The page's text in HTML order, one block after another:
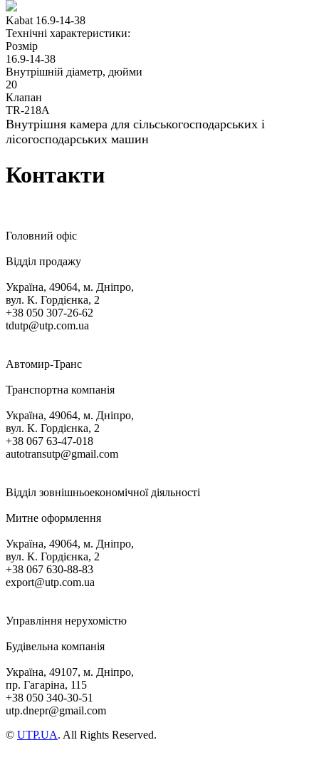
Kabat 16.9-14-38
Технічні характеристики:
Розмір
16.9-14-38
Внутрішній діаметр, дюйми
20
Клапан
TR-218A
Внутрішня камера для сільськогосподарських і
лісогосподарських машин
Контакти
Головний офіс
Відділ продажу
Україна, 49064, м. Дніпро,
вул. К. Гордієнка, 2
+38 050 307-26-62
tdutp@utp.com.ua
Автомир-Транс
Транспортна компанія
Україна, 49064, м. Дніпро,
вул. К. Гордієнка, 2
+38 067 63-47-018
autotransutp@gmail.com
Відділ зовнішньоекономічної діяльності
Митне оформлення
Україна, 49064, м. Дніпро,
вул. К. Гордієнка, 2
+38 067 630-88-83
export@utp.com.ua
Управління нерухомістю
Будівельна компанія
Україна, 49107, м. Дніпро,
пр. Гагаріна, 115
+38 050 340-30-51
utp.dnepr@gmail.com
© UTP.UA. All Rights Reserved.